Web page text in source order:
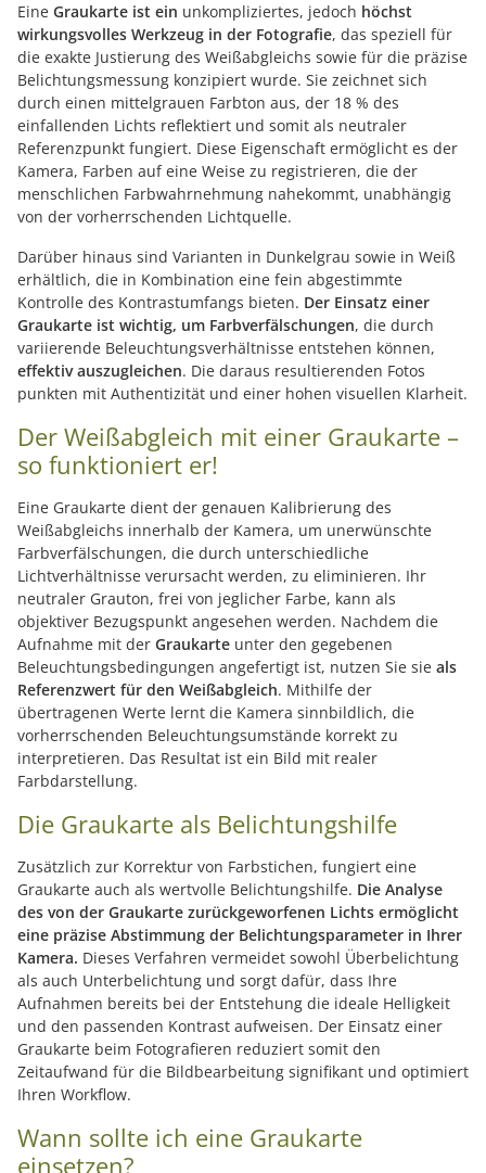
Eine Graukarte ist ein unkompliziertes, jedoch höchst
wirkungsvolles Werkzeug in der Fotografie, das speziell für
die exakte Justierung des Weißabgleichs sowie für die präzise
Belichtungsmessung konzipiert wurde. Sie zeichnet sich
durch einen mittelgrauen Farbton aus, der 18 % des
einfallenden Lichts reflektiert und somit als neutraler
Referenzpunkt fungiert. Diese Eigenschaft ermöglicht es der
Kamera, Farben auf eine Weise zu registrieren, die der
menschlichen Farbwahrnehmung nahekommt, unabhängig
von der vorherrschenden Lichtquelle.
Darüber hinaus sind Varianten in Dunkelgrau sowie in Weiß
erhältlich, die in Kombination eine fein abgestimmte
Kontrolle des Kontrastumfangs bieten. Der Einsatz einer
Graukarte ist wichtig, um Farbverfälschungen, die durch
variierende Beleuchtungsverhältnisse entstehen können,
effektiv auszugleichen. Die daraus resultierenden Fotos
punkten mit Authentizität und einer hohen visuellen Klarheit.
Der Weißabgleich mit einer Graukarte –
so funktioniert er!
Eine Graukarte dient der genauen Kalibrierung des
Weißabgleichs innerhalb der Kamera, um unerwünschte
Farbverfälschungen, die durch unterschiedliche
Lichtverhältnisse verursacht werden, zu eliminieren. Ihr
neutraler Grauton, frei von jeglicher Farbe, kann als
objektiver Bezugspunkt angesehen werden. Nachdem die
Aufnahme mit der Graukarte unter den gegebenen
Beleuchtungsbedingungen angefertigt ist, nutzen Sie sie als
Referenzwert für den Weißabgleich. Mithilfe der
übertragenen Werte lernt die Kamera sinnbildlich, die
vorherrschenden Beleuchtungsumstände korrekt zu
interpretieren. Das Resultat ist ein Bild mit realer
Farbdarstellung.
Die Graukarte als Belichtungshilfe
Zusätzlich zur Korrektur von Farbstichen, fungiert eine
Graukarte auch als wertvolle Belichtungshilfe. Die Analyse
des von der Graukarte zurückgeworfenen Lichts ermöglicht
eine präzise Abstimmung der Belichtungsparameter in Ihrer
Kamera. Dieses Verfahren vermeidet sowohl Überbelichtung
als auch Unterbelichtung und sorgt dafür, dass Ihre
Aufnahmen bereits bei der Entstehung die ideale Helligkeit
und den passenden Kontrast aufweisen. Der Einsatz einer
Graukarte beim Fotografieren reduziert somit den
Zeitaufwand für die Bildbearbeitung signifikant und optimiert
Ihren Workflow.
Wann sollte ich eine Graukarte
einsetzen?